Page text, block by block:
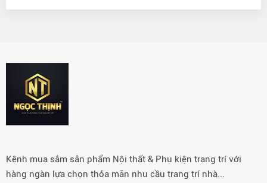
Kênh mua sắm sản phẩm Nội thất & Phụ kiện trang trí với
hàng ngàn lựa chọn thỏa mãn nhu cầu trang trí nhà...